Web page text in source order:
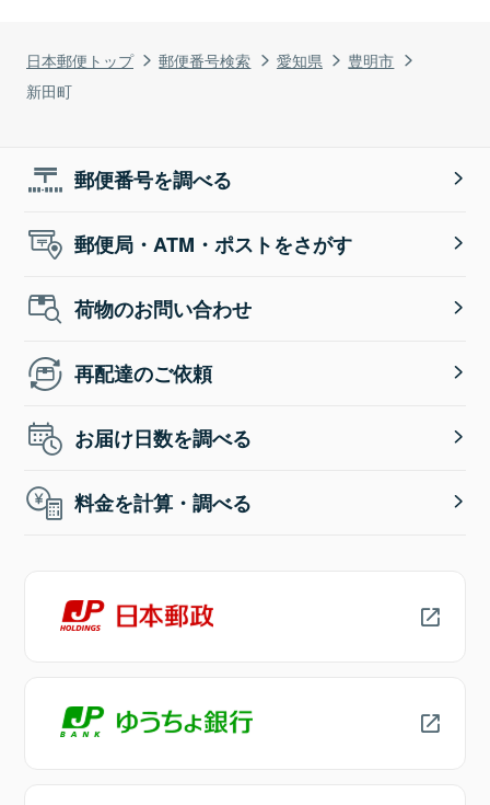
日本郵便トップ 郵便番号検索 愛知県
豊明市
新田町
郵便番号を調べる
郵便局・ATM・ポストをさがす
荷物のお問い合わせ
再配達のご依頼
お届け日数を調べる
料金を計算・調べる